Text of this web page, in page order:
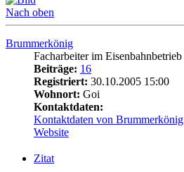
Nach oben
Brummerkönig
Facharbeiter im Eisenbahnbetrieb
Beiträge: 16
Registriert: 30.10.2005 15:00
Wohnort: Goi
Kontaktdaten:
Kontaktdaten von Brummerkönig
Website
Zitat